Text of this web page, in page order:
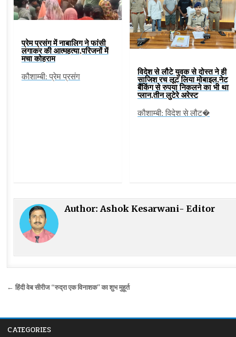
प्रेम प्रसंग में नाबालिग ने फांसी
लगाकर की आत्महत्या,परिजनों में
मचा कोहराम
कौशाम्बी: प्रेम प्रसंग
विदेश से लौटे युवक से दोस्त ने ही
साजिश रच लूट लिया मोबाइल,नेट
बैंकिंग से रुपया निकलने का भी था
प्लान,तीन लुटेरे अरेस्ट
कौशाम्बी: विदेश से लौट�
Author:Ashok Kesarwani- Editor
Post
← हिंदी वेब सीरीज “रुद्रा एक विनाशक” का शुभ मुहूर्त
CATEGORIES